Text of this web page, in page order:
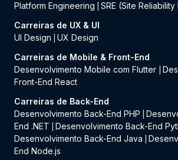
Platform Engineering
SRE (Site
Carreiras de UX & UI
UI Design
UX Design
Carreiras de Mobile & Front-End
Desenvolvimento Mobile com Flutter
Front-End React
Carreiras de Back-End
Desenvolvimento Back-End PHP
End .NET
Desenvolvimento Back-End
Desenvolvimento Back-End Java
End Node.js